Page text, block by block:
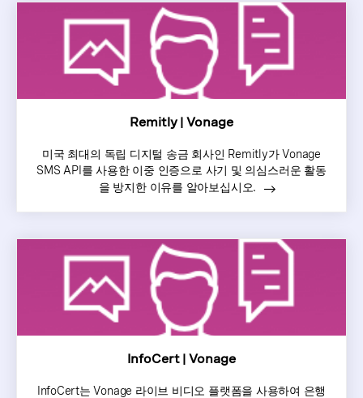
Remitly | Vonage
미국 최대의 독립 디지털 송금 회사인 Remitly가 Vonage
SMS API를 사용한 이중 인증으로 사기 및 의심스러운 활동
을 방지한 이유를 알아보십시오.
InfoCert | Vonage
InfoCert는 Vonage 라이브 비디오 플랫폼을 사용하여 은행